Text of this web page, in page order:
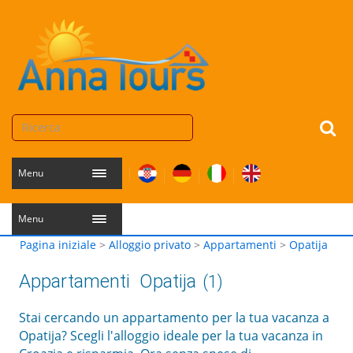
Menu
Menu
Pagina iniziale > Alloggio privato > Appartamenti > Opatija
Appartamenti Opatija (1)
Stai cercando un appartamento per la tua vacanza a
Opatija? Scegli l'alloggio ideale per la tua vacanza in